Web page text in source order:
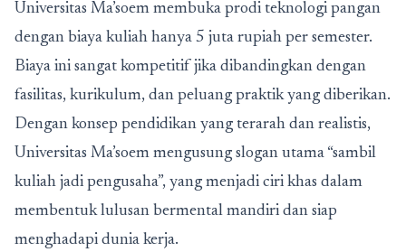
Universitas Ma’soem membuka prodi teknologi pangan
dengan biaya kuliah hanya 5 juta rupiah per semester.
Biaya ini sangat kompetitif jika dibandingkan dengan
fasilitas, kurikulum, dan peluang praktik yang diberikan.
Dengan konsep pendidikan yang terarah dan realistis,
Universitas Ma’soem mengusung slogan utama “sambil
kuliah jadi pengusaha”, yang menjadi ciri khas dalam
membentuk lulusan bermental mandiri dan siap
menghadapi dunia kerja.